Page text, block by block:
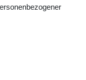
ich jederzeit